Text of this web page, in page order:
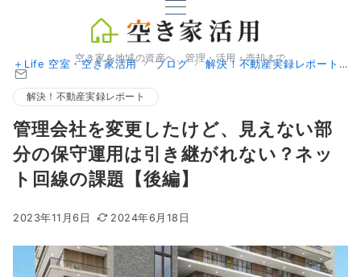
空き家を地域の資産へ、管理・活用・売却まで
＋Life 空室・空き家活用 ブログ 解決！不動産実録レポート
解決！不動産実録レポート
管理会社を変更したけど、見えない部
分の保守運用は引き継がれない？ネッ
ト回線の課題【後編】
2023年11月6日 2024年6月18日